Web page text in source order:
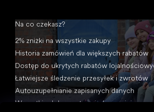
Na co czekasz?
2% zniżki na wszystkie zakupy
Historia zamówień dla większych rabatów
Dostęp do ukrytych rabatów
Łatwiejsze śledzenie przesyłek i zwrotów
Autouzupełnianie zapisanych danych
Wszystkie dokumenty w jednym miejscu